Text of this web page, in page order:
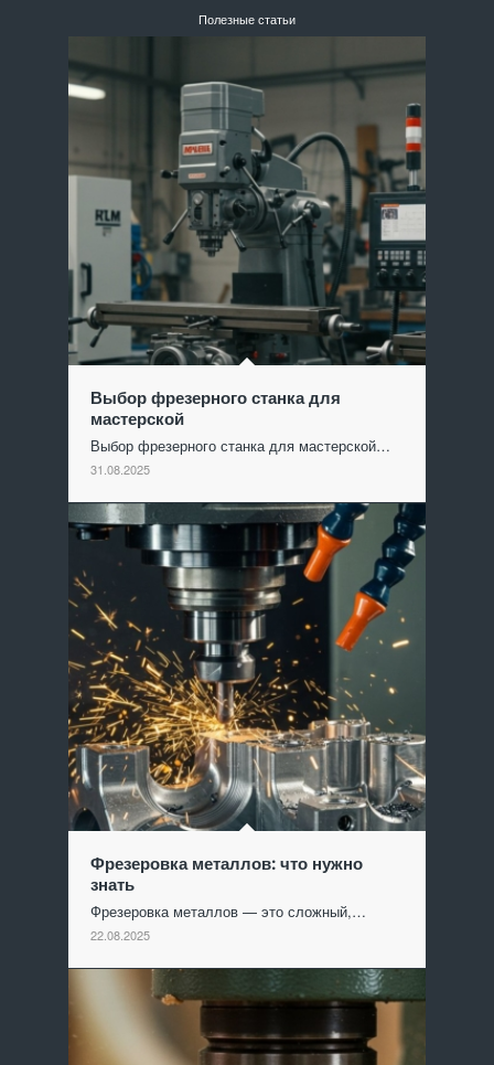
Полезные статьи
Выбор фрезерного станка для
мастерской
Выбор фрезерного станка для мастерской…
31.08.2025
Фрезеровка металлов: что нужно
знать
Фрезеровка металлов — это сложный,…
22.08.2025